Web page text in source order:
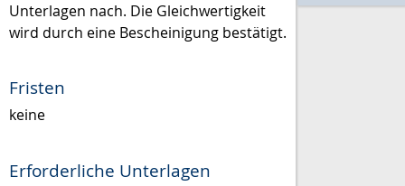
Unterlagen nach. Die Gleichwertigkeit
wird durch eine Bescheinigung bestätigt.
Fristen
keine
Erforderliche Unterlagen